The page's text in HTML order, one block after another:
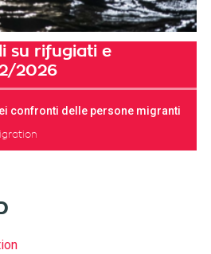
su rifugiati e
2026
confronti delle persone migranti